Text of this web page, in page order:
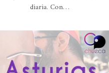
diaria. Con…